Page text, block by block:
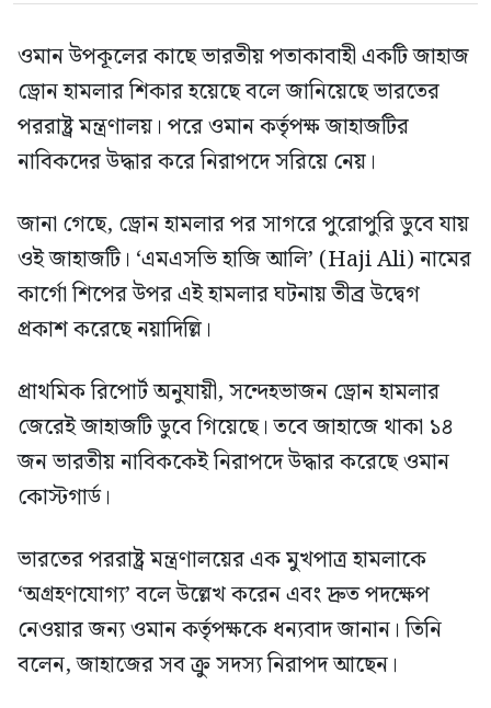
ওমান উপকূলের কাছে ভারতীয় পতাকাবাহী একটি জাহাজ
ড্রোন হামলার শিকার হয়েছে বলে জানিয়েছে ভারতের
পররাষ্ট্র মন্ত্রণালয়। পরে ওমান কর্তৃপক্ষ জাহাজটির
নাবিকদের উদ্ধার করে নিরাপদে সরিয়ে নেয়।
জানা গেছে, ড্রোন হামলার পর সাগরে পুরোপুরি ডুবে যায়
ওই জাহাজটি। ‘এমএসভি হাজি আলি’ (Haji Ali) নামের
কার্গো শিপের উপর এই হামলার ঘটনায় তীব্র উদ্বেগ
প্রকাশ করেছে নয়াদিল্লি।
প্রাথমিক রিপোর্ট অনুযায়ী, সন্দেহভাজন ড্রোন হামলার
জেরেই জাহাজটি ডুবে গিয়েছে। তবে জাহাজে থাকা ১৪
জন ভারতীয় নাবিককেই নিরাপদে উদ্ধার করেছে ওমান
কোস্টগার্ড।
ভারতের পররাষ্ট্র মন্ত্রণালয়ের এক মুখপাত্র হামলাকে
‘অগ্রহণযোগ্য’ বলে উল্লেখ করেন এবং দ্রুত পদক্ষেপ
নেওয়ার জন্য ওমান কর্তৃপক্ষকে ধন্যবাদ জানান। তিনি
বলেন, জাহাজের সব ক্রু সদস্য নিরাপদ আছেন।